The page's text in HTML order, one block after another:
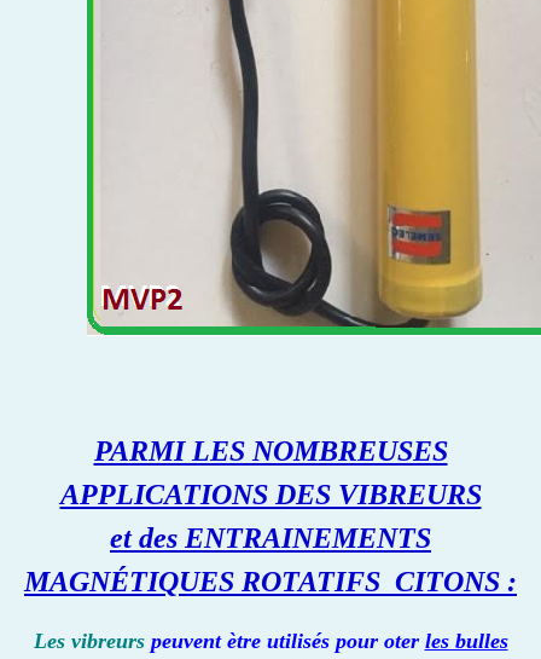
PARMI LES NOMBREUSES
APPLICATIONS DES VIBREURS
et des ENTRAINEMENTS
MAGNÉTIQUES ROTATIFS CITONS :
Les vibreurspeuvent ètre utilisés pour oter les bulles